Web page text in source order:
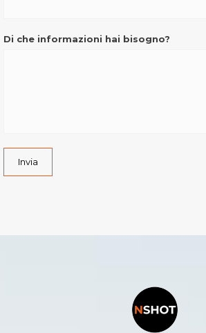
Di che informazioni hai bisogno?
Invia